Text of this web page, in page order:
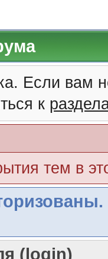
Если вам
к
тем в
(login)